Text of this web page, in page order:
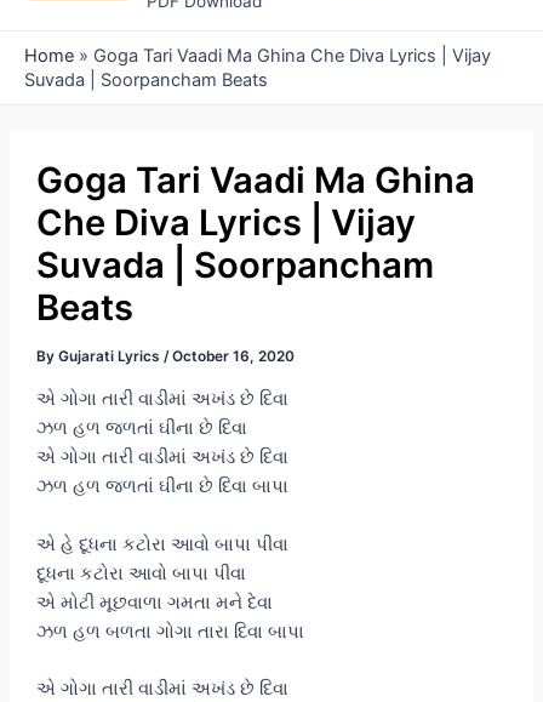
Home » Goga Tari Vaadi Ma Ghina Che Diva Lyrics | Vijay
Suvada | Soorpancham Beats
Goga Tari Vaadi Ma Ghina
Che Diva Lyrics | Vijay
Suvada | Soorpancham
Beats
By Gujarati Lyrics /October 16, 2020
એ ગોગા તારી વાડીમાં અખંડ છે દિવા
ઝળ હળ જળતાં ઘીના છે દિવા
એ ગોગા તારી વાડીમાં અખંડ છે દિવા
ઝળ હળ જળતાં ઘીના છે દિવા બાપા
એ હે દૂધના કટોરા આવો બાપા પીવા
દૂધના કટોરા આવો બાપા પીવા
એ મોટી મૂછવાળા ગમતા મને દેવા
ઝળ હળ બળતા ગોગા તારા દિવા બાપા
એ ગોગા તારી વાડીમાં અખંડ છે દિવા